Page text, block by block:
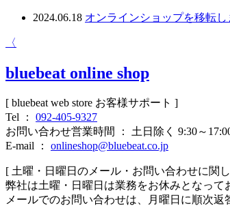
2024.06.18 オンラインショップを移転し
〈
bluebeat online shop
[ bluebeat web store お客様サポート ]
Tel ： 092-405-9327
お問い合わせ営業時間 ： 土日除く 9:30～
E-mail ： onlineshop@bluebeat.co.jp
[ 土曜・日曜日のメール・お問い合わせに関
弊社は土曜・日曜日は業務をお休みとなって
メールでのお問い合わせは、月曜日に順次返